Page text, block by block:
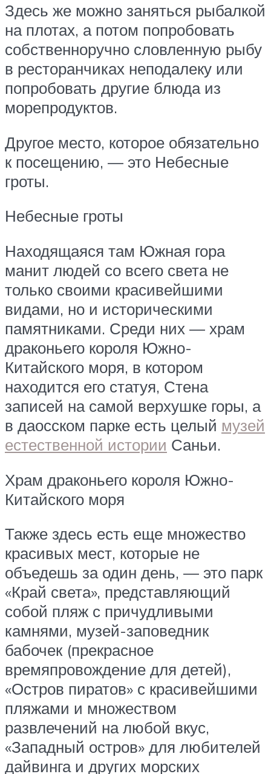
Здесь же можно заняться рыбалкой
на плотах, а потом попробовать
собственноручно словленную рыбу
в ресторанчиках неподалеку или
попробовать другие блюда из
морепродуктов.
Другое место, которое обязательно
к посещению, — это Небесные
гроты.
Небесные гроты
Находящаяся там Южная гора
манит людей со всего света не
только своими красивейшими
видами, но и историческими
памятниками. Среди них — храм
драконьего короля Южно-
Китайского моря, в котором
находится его статуя, Стена
записей на самой верхушке горы, а
в даосском парке есть целый музей
естественной истории Саньи.
Храм драконьего короля Южно-
Китайского моря
Также здесь есть еще множество
красивых мест, которые не
объедешь за один день, — это парк
«Край света», представляющий
собой пляж с причудливыми
камнями, музей-заповедник
бабочек (прекрасное
времяпровождение для детей),
«Остров пиратов» с красивейшими
пляжами и множеством
развлечений на любой вкус,
«Западный остров» для любителей
дайвинга и других морских